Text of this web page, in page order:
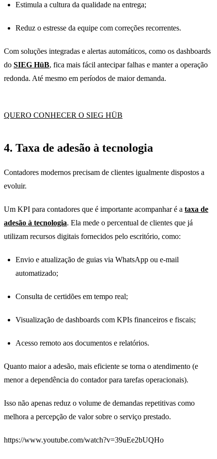
Estimula a cultura da qualidade na entrega;
Reduz o estresse da equipe com correções recorrentes.
Com soluções integradas e alertas automáticos, como os dashboards
do SIEG HüB, fica mais fácil antecipar falhas e manter a operação
redonda. Até mesmo em períodos de maior demanda.
QUERO CONHECER O SIEG HÜB
4. Taxa de adesão à tecnologia
Contadores modernos precisam de clientes igualmente dispostos a
evoluir.
Um KPI para contadores que é importante acompanhar é a taxa de
adesão à tecnologia. Ela mede o percentual de clientes que já
utilizam recursos digitais fornecidos pelo escritório, como:
Envio e atualização de guias via WhatsApp ou e-mail
automatizado;
Consulta de certidões em tempo real;
Visualização de dashboards com KPIs financeiros e fiscais;
Acesso remoto aos documentos e relatórios.
Quanto maior a adesão, mais eficiente se torna o atendimento (e
menor a dependência do contador para tarefas operacionais).
Isso não apenas reduz o volume de demandas repetitivas como
melhora a percepção de valor sobre o serviço prestado.
https://www.youtube.com/watch?v=39uEe2bUQHo